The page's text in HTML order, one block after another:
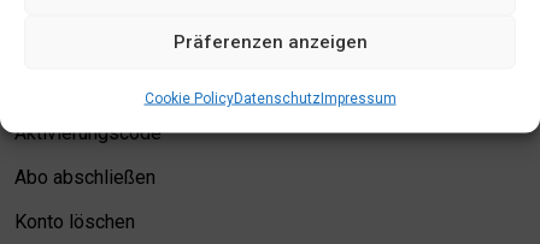
Präferenzen anzeigen
Cookie PolicyDatenschutzImpressum
Bewertungskriterien
Aktivierungscode
Abo abschließen
Konto löschen